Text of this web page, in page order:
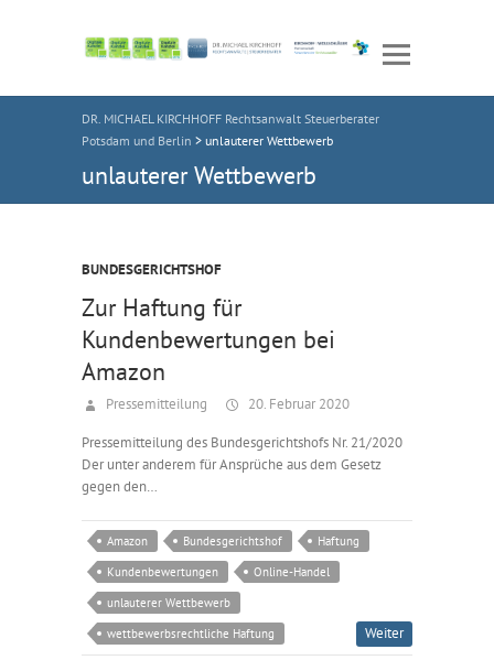
DR. MICHAEL KIRCHHOFF Rechtsanwalt Steuerberater
Potsdam und Berlin > unlauterer Wettbewerb
unlauterer Wettbewerb
BUNDESGERICHTSHOF
Zur Haftung für
Kundenbewertungen bei
Amazon
Pressemitteilung 20. Februar 2020
Pressemitteilung des Bundesgerichtshofs Nr. 21/2020
Der unter anderem für Ansprüche aus dem Gesetz
gegen den…
Amazon Bundesgerichtshof
Haftung
Kundenbewertungen
Online-Handel
unlauterer Wettbewerb
wettbewerbsrechtliche Haftung
Weiter